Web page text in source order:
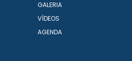
GALERIA
VÍDEOS
AGENDA